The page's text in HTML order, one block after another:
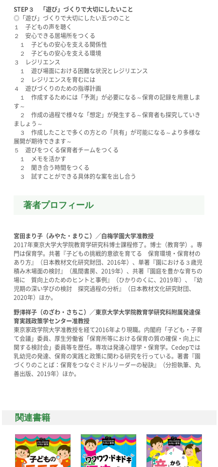
STEP３
「遊び」づくりで大切にしたいこと
◎「遊び」づくりで大切にしたい五つのこと
１ 子どもの声を聴く
２ 安心できる居場所をつくる
１ 子どもの安心を支える関係性
２ 子どもの安心を支える環境
３ レジリエンス
１ 遊び場面における困難な状況とレジリエンス
２ レジリエンスを育むには
４ 遊びづくりのための指導計画
１ 作成するためには「予測」が必要になる～保育の記録を用意しま
す～
２ 作成の過程で様々な「想定」が発生する～保育者も探究していき
ましょう～
３ 作成したことで多くの方との「共有」が可能になる～より多様な
展開が期待できます～
５ 遊びをつくる保育者チームをつくる
１ メモを活かす
２ 聞き合う時間をつくる
３ 試すことができる具体的な案を出し合う
著者プロフィール
宮田まり子（みやた・まりこ）／白梅学園大学准教授
2017年東京大学大学院教育学研究科博士課程修了。博士（教育学）。専
門は保育学。共著『子どもの挑戦的意欲を育てる 保育環境・保育材の
あり方』（日本教材文化研究財団、2016年）、単著『園における３歳児
積み木場面の検討』（風間書房、2019年）、共著『園庭を豊かな育ちの
場に 質向上のためのヒントと事例』（ひかりのくに、2019年）、『幼
児期の深い学びの検討 探究過程の分析』（日本教材文化研究財団、
2020年）ほか。
野澤祥子（のざわ・さちこ）／東京大学大学院教育学研究科附属発達保
育実践政策学センター准教授
東京家政学院大学准教授を経て2016年より現職。内閣府「子ども・子育
て会議」委員、厚生労働省「保育所等における保育の質の確保・向上に
関する検討会」委員等を歴任。専攻は発達心理学・保育学。Cedepでは
乳幼児の発達、保育の実践と政策に関わる研究を行っている。著書『園
づくりのことば：保育をつなぐミドルリーダーの秘訣』（分担執筆、丸
善出版、2019年）ほか。
関連書籍